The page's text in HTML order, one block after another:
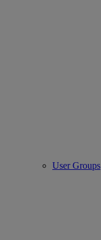
User Groups